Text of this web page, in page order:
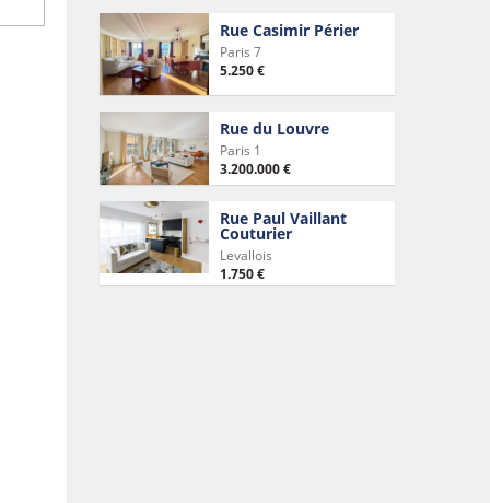
Rue Casimir Périer
Paris 7
5.250 €
Rue du Louvre
Paris 1
3.200.000 €
Rue Paul Vaillant
Couturier
Levallois
1.750 €